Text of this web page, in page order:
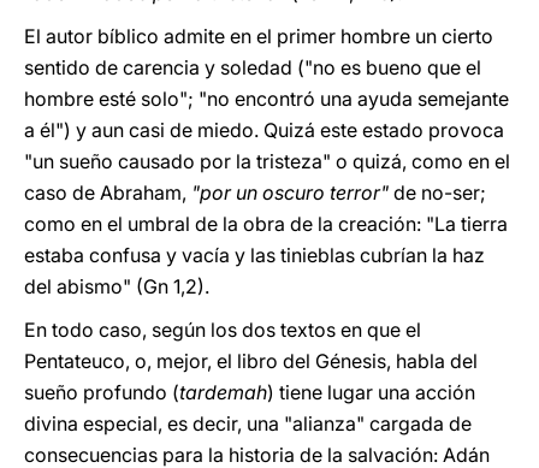
El autor bíblico admite en el primer hombre un cierto
sentido de carencia y soledad ("no es bueno que el
hombre esté solo"; "no encontró una ayuda semejante
a él") y aun casi de miedo. Quizá este estado provoca
"un sueño causado por la tristeza" o quizá, como en el
caso de Abraham, "por un oscuro terror" de no-ser;
como en el umbral de la obra de la creación: "La tierra
estaba confusa y vacía y las tinieblas cubrían la haz
del abismo" (Gn 1,2).
En todo caso, según los dos textos en que el
Pentateuco, o, mejor, el libro del Génesis, habla del
sueño profundo (tardemah) tiene lugar una acción
divina especial, es decir, una "alianza" cargada de
consecuencias para la historia de la salvación: Adán